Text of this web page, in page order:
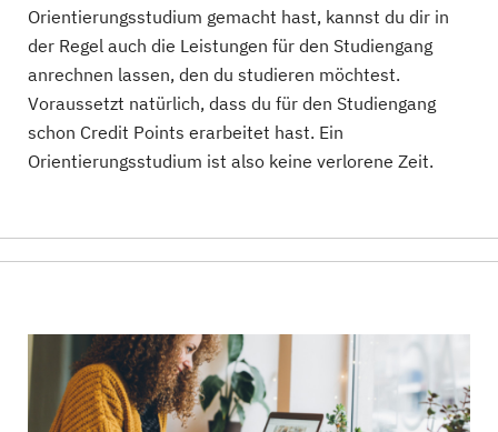
Orientierungsstudium gemacht hast, kannst du dir in
der Regel auch die Leistungen für den Studiengang
anrechnen lassen, den du studieren möchtest.
Voraussetzt natürlich, dass du für den Studiengang
schon Credit Points erarbeitet hast. Ein
Orientierungsstudium ist also keine verlorene Zeit.